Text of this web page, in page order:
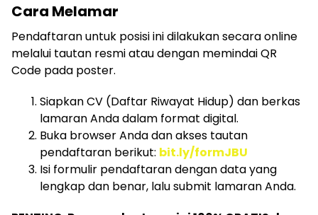
Cara Melamar
Pendaftaran untuk posisi ini dilakukan secara online
melalui tautan resmi atau dengan memindai QR
Code pada poster.
Siapkan CV (Daftar Riwayat Hidup) dan berkas
lamaran Anda dalam format digital.
Buka browser Anda dan akses tautan
pendaftaran berikut: bit.ly/formJBU
Isi formulir pendaftaran dengan data yang
lengkap dan benar, lalu submit lamaran Anda.